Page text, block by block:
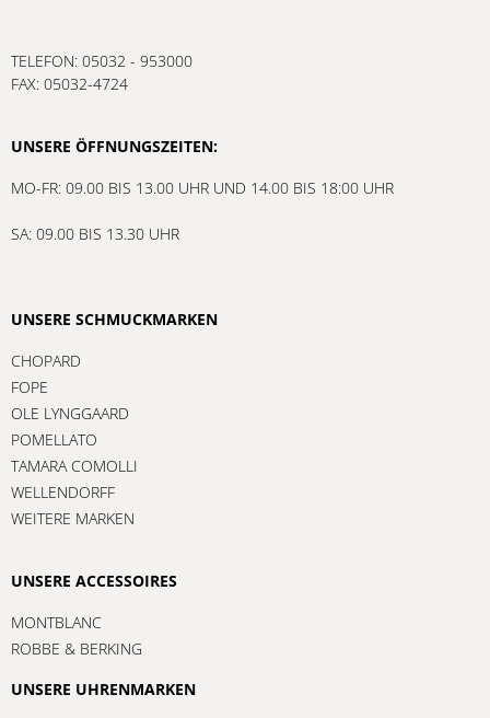
TELEFON: 05032 - 953000
FAX: 05032-4724
UNSERE ÖFFNUNGSZEITEN:
MO-FR: 09.00 BIS 13.00 UHR UND 14.00 BIS 18:00 UHR
SA: 09.00 BIS 13.30 UHR
UNSERE SCHMUCKMARKEN
CHOPARD
FOPE
OLE LYNGGAARD
POMELLATO
TAMARA COMOLLI
WELLENDORFF
WEITERE MARKEN
UNSERE ACCESSOIRES
MONTBLANC
ROBBE & BERKING
UNSERE UHRENMARKEN